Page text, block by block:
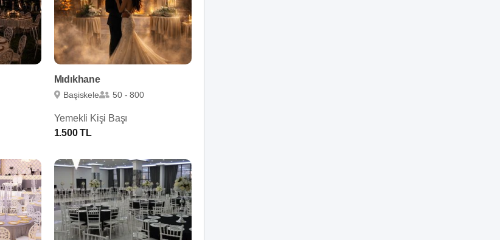
Mıdıkhane
Başiskele 50 - 800
Yemekli Kişi Başı
1.500 TL